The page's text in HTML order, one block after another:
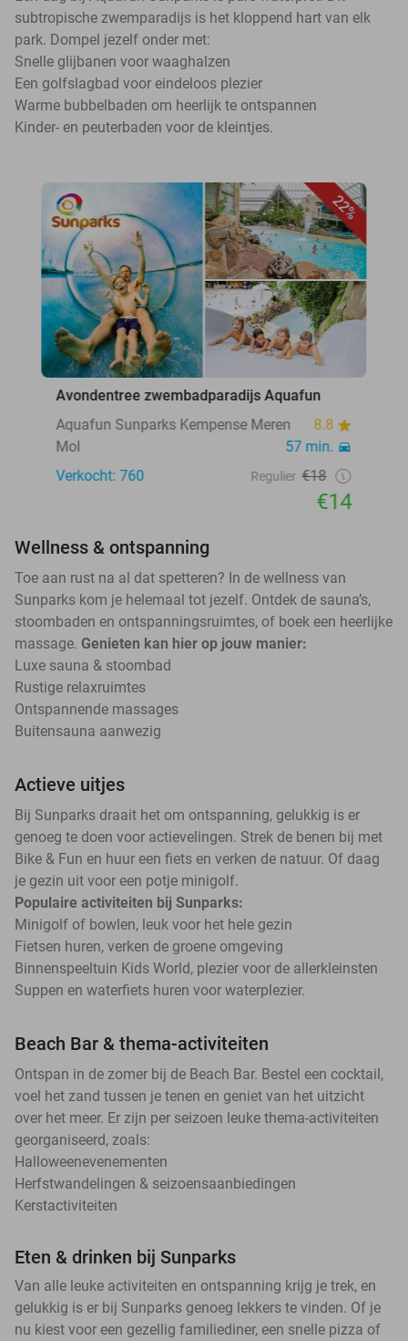
subtropische zwemparadijs is het kloppend hart van elk
park. Dompel jezelf onder met:
Snelle glijbanen voor waaghalzen
Een golfslagbad voor eindeloos plezier
Warme bubbelbaden om heerlijk te ontspannen
Kinder- en peuterbaden voor de kleintjes.
22%
Avondentree zwembadparadijs Aquafun
Aquafun Sunparks Kempense Meren
8.8
Mol
57 min.
Verkocht: 760
Regulier €18
€14
Wellness & ontspanning
Toe aan rust na al dat spetteren? In de wellness van
Sunparks kom je helemaal tot jezelf. Ontdek de sauna’s,
stoombaden en ontspanningsruimtes, of boek een heerlijke
massage. Genieten kan hier op jouw manier:
Luxe sauna & stoombad
Rustige relaxruimtes
Ontspannende massages
Buitensauna aanwezig
Actieve uitjes
Bij Sunparks draait het om ontspanning, gelukkig is er
genoeg te doen voor actievelingen. Strek de benen bij met
Bike & Fun en huur een fiets en verken de natuur. Of daag
je gezin uit voor een potje minigolf.
Populaire activiteiten bij Sunparks:
Minigolf of bowlen, leuk voor het hele gezin
Fietsen huren, verken de groene omgeving
Binnenspeeltuin Kids World, plezier voor de allerkleinsten
Suppen en waterfiets huren voor waterplezier.
Beach Bar & thema-activiteiten
Ontspan in de zomer bij de Beach Bar. Bestel een cocktail,
voel het zand tussen je tenen en geniet van het uitzicht
over het meer. Er zijn per seizoen leuke thema-activiteiten
georganiseerd, zoals:
Halloweenevenementen
Herfstwandelingen & seizoensaanbiedingen
Kerstactiviteiten
Eten & drinken bij Sunparks
Van alle leuke activiteiten en ontspanning krijg je trek, en
gelukkig is er bij Sunparks genoeg lekkers te vinden. Of je
nu kiest voor een gezellig familiediner, een snelle pizza of